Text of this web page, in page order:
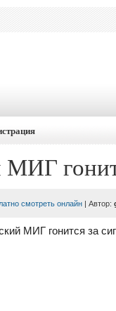
МИГ
смотреть онлайн | Автор:
МИГ гонится за